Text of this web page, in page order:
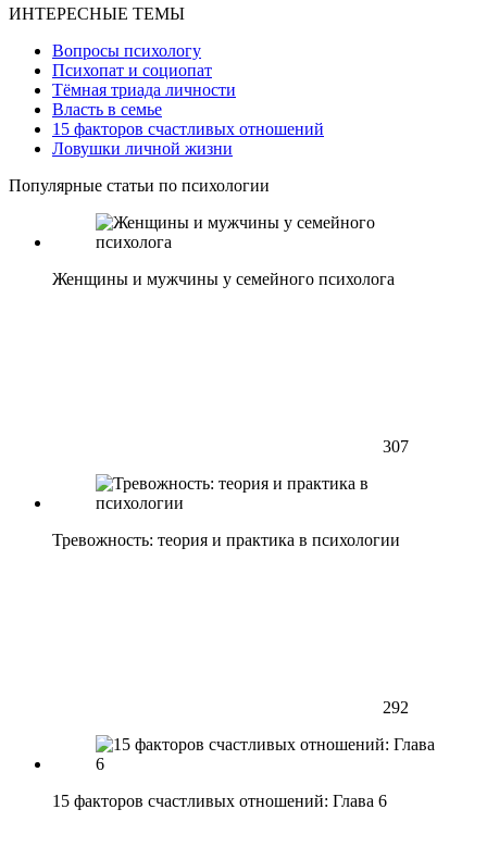
ИНТЕРЕСНЫЕ ТЕМЫ
Вопросы психологу
Психопат и социопат
Тёмная триада личности
Власть в семье
15 факторов счастливых отношений
Ловушки личной жизни
Популярные статьи по психологии
Женщины и мужчины у семейного психолога
307
Тревожность: теория и практика в психологии
292
15 факторов счастливых отношений: Глава 6